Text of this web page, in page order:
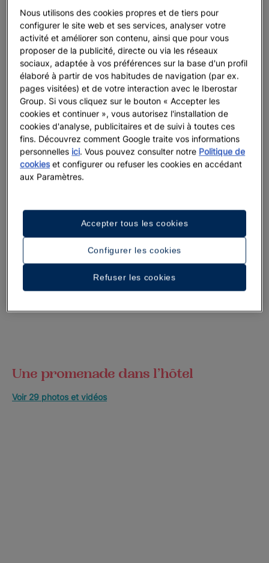
Une promenade dans l’hôtel
Voir 29 photos et vidéos
Nous utilisons des cookies propres et de tiers pour
configurer le site web et ses services, analyser votre
activité et améliorer son contenu, ainsi que pour vous
proposer de la publicité, directe ou via les réseaux
sociaux, adaptée à vos préférences sur la base d'un profil
élaboré à partir de vos habitudes de navigation (par ex.
pages visitées) et de votre interaction avec le Iberostar
Group. Si vous cliquez sur le bouton « Accepter les
cookies et continuer », vous autorisez l'installation de
cookies d'analyse, publicitaires et de suivi à toutes ces
fins. Découvrez comment Google traite vos informations
personnelles ici. Vous pouvez consulter notre Politique de
cookies et configurer ou refuser les cookies en accédant
aux Paramètres.
Configurer les cookies
Refuser les cookies
Accepter tous les cookies